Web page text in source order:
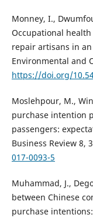
Monney, I.,
Occupational
repair artisans in
Environmental and
https://doi.org/
Moslehpour, M.,
purchase intention
passengers:
Business Review 8,
017-0093-5
Muhammad, J.,
between Chinese
purchase